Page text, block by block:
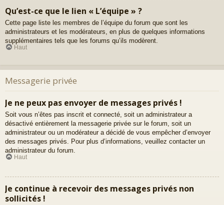
Qu’est-ce que le lien « L’équipe » ?
Cette page liste les membres de l’équipe du forum que sont les
administrateurs et les modérateurs, en plus de quelques informations
supplémentaires tels que les forums qu’ils modèrent.
Haut
Messagerie privée
Je ne peux pas envoyer de messages privés !
Soit vous n’êtes pas inscrit et connecté, soit un administrateur a
désactivé entièrement la messagerie privée sur le forum, soit un
administrateur ou un modérateur a décidé de vous empêcher d’envoyer
des messages privés. Pour plus d’informations, veuillez contacter un
administrateur du forum.
Haut
Je continue à recevoir des messages privés non
sollicités !